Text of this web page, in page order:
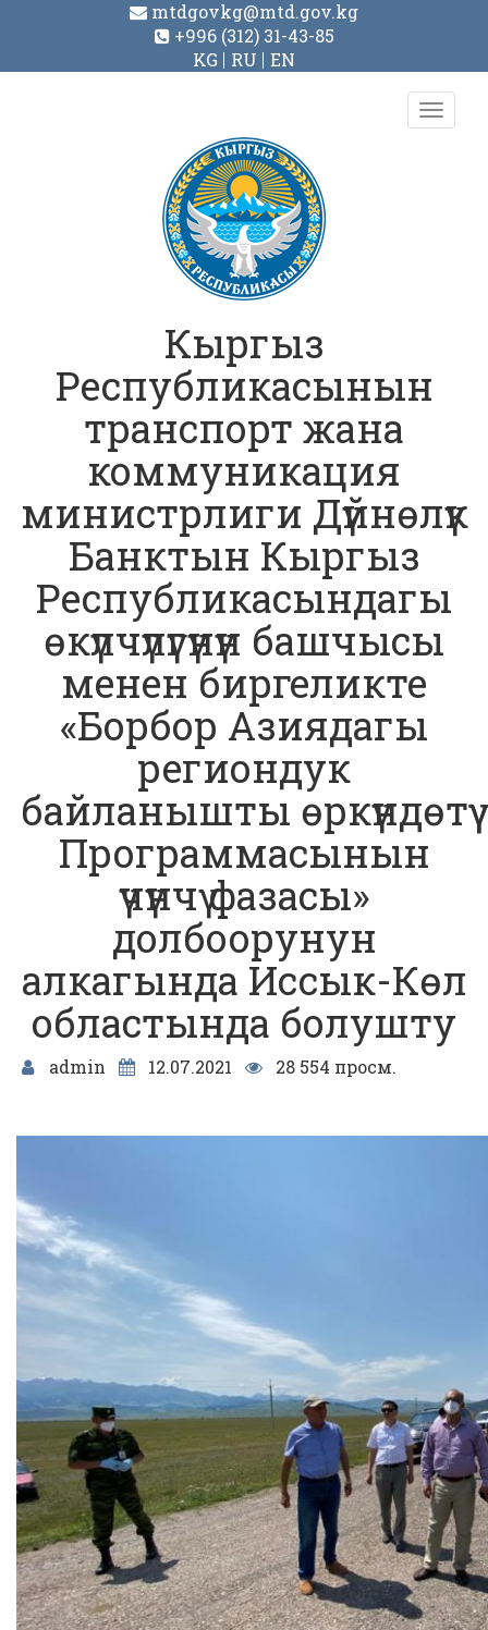
mtdgovkg@mtd.gov.kg
+996 (312) 31-43-85
KG
RU EN
Toggle
Кыргыз
Республикасынын
транспорт жана
коммуникация
министрлиги Дүйнөлүк
Банктын Кыргыз
Республикасындагы
өкүлчүлүгүнүн башчысы
менен биргеликте
«Борбор Азиядагы
региондук
байланышты өркүндөтүү
Программасынын
үчүнчү фазасы»
долбоорунун
алкагында Иссык-Көл
областында болушту
admin 12.07.2021 28 554 просм.